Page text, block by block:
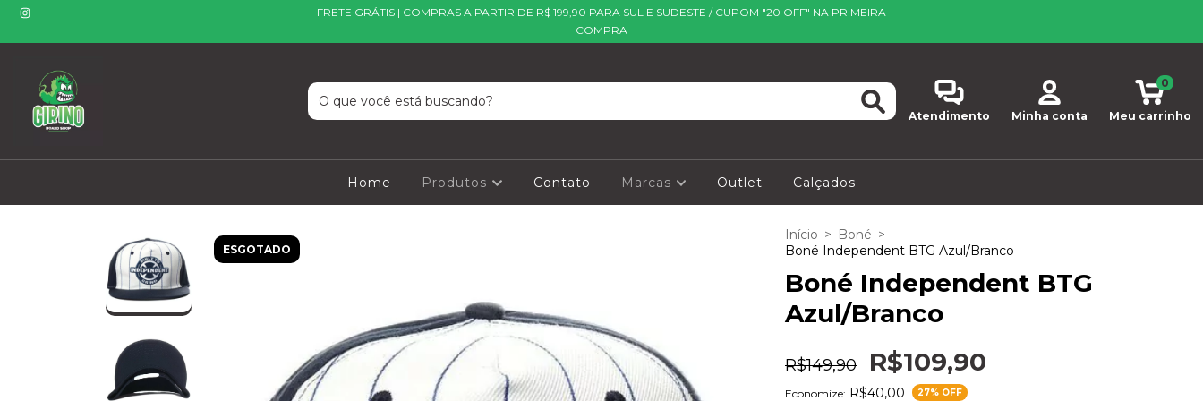
FRETE GRÁTIS | COMPRAS A PARTIR DE R$ 199,90 PARA SUL E SUDESTE / CUPOM "20 OFF" NA PRIMEIRA
COMPRA
Atendimento Minha conta Meu carrinho
0
Home Produtos Contato Marcas Outlet Calçados
ESGOTADO
Início > Boné >
Boné Independent BTG Azul/Branco
Boné Independent BTG
Azul/Branco
R$149,90 R$109,90
Economize: R$40,00 27% OFF